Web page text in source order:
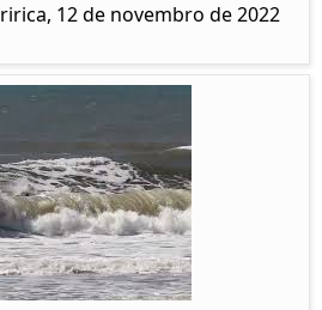
12 de novembro de 2022